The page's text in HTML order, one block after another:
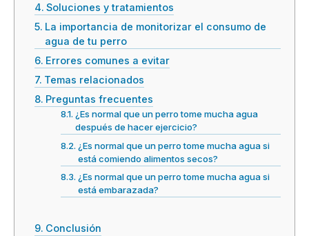
Soluciones y tratamientos
La importancia de monitorizar el consumo de
agua de tu perro
Errores comunes a evitar
Temas relacionados
Preguntas frecuentes
¿Es normal que un perro tome mucha agua
después de hacer ejercicio?
¿Es normal que un perro tome mucha agua si
está comiendo alimentos secos?
¿Es normal que un perro tome mucha agua si
está embarazada?
Conclusión